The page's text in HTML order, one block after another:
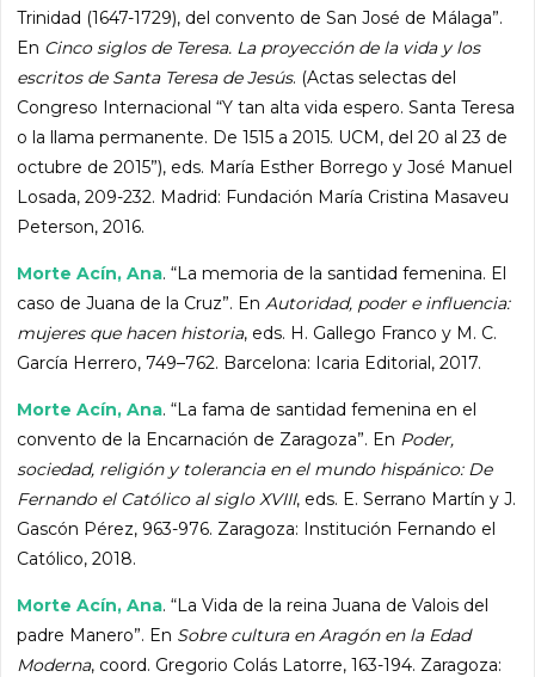
Trinidad (1647-1729), del convento de San José de Málaga”.
En Cinco siglos de Teresa. La proyección de la vida y los
escritos de Santa Teresa de Jesús. (Actas selectas del
Congreso Internacional “Y tan alta vida espero. Santa Teresa
o la llama permanente. De 1515 a 2015. UCM, del 20 al 23 de
octubre de 2015”), eds. María Esther Borrego y José Manuel
Losada, 209-232. Madrid: Fundación María Cristina Masaveu
Peterson, 2016.
Morte Acín, Ana. “La memoria de la santidad femenina. El
caso de Juana de la Cruz”. EnAutoridad, poder e influencia:
mujeres que hacen historia, eds. H. Gallego Franco y M. C.
García Herrero, 749–762. Barcelona: Icaria Editorial, 2017.
Morte Acín, Ana. “La fama de santidad femenina en el
convento de la Encarnación de Zaragoza”. En Poder,
sociedad, religión y tolerancia en el mundo hispánico: De
Fernando el Católico al siglo XVIII, eds. E. Serrano Martín y J.
Gascón Pérez, 963-976. Zaragoza: Institución Fernando el
Católico, 2018.
Morte Acín, Ana. “La Vida de la reina Juana de Valois del
padre Manero”. En Sobre cultura en Aragón en la Edad
Moderna, coord. Gregorio Colás Latorre, 163-194. Zaragoza: